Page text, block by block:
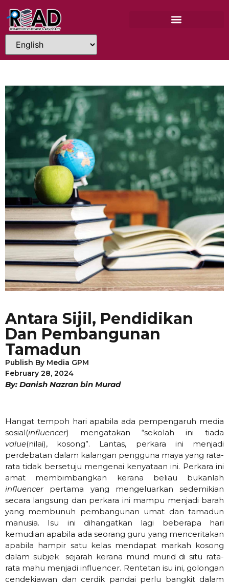
Antara Sijil, Pendidikan
Dan Pembangunan
Tamadun
Publish By Media GPM
February 28, 2024
By: Danish Nazran bin Murad
Hangat tempoh hari apabila ada pempengaruh media
sosial(influencer) mengatakan “sekolah ini tiada
value(nilai), kosong”. Lantas, perkara ini menjadi
perdebatan dalam kalangan pengguna maya yang rata-
rata tidak bersetuju mengenai kenyataan ini. Perkara ini
amat membimbangkan kerana beliau bukanlah
influencerpertama yang mengeluarkan sedemikian
secara langsung dan perkara ini mampu menjadi barah
yang membunuh pembangunan umat dan tamadun
manusia. Isu ini dihangatkan lagi beberapa hari
kemudian apabila ada seorang guru yang menceritakan
apabila hampir satu kelas mendapat markah kosong
dalam subjek sejarah kerana murid murid di situ rata-
rata mahu menjadi influencer. Rentetan isu ini, golongan
cendekiawan dan cerdik pandai perlu bangkit dalam